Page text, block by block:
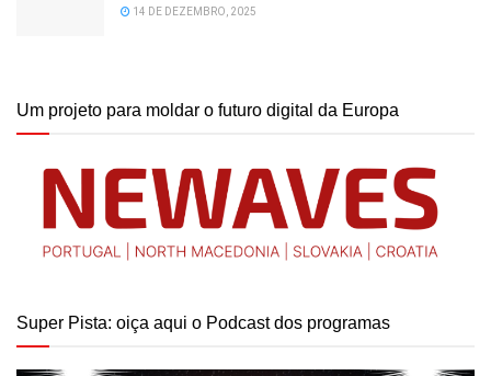
14 DE DEZEMBRO, 2025
Um projeto para moldar o futuro digital da Europa
Super Pista: oiça aqui o Podcast dos programas